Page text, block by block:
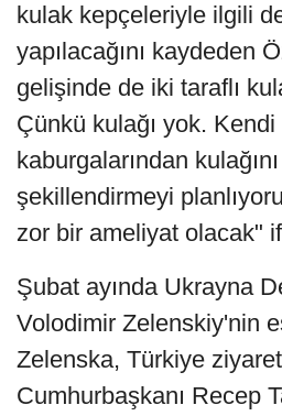
kulak kepçeleriyle ilgili
yapılacağını kaydeden
gelişinde de iki taraflı
Çünkü kulağı yok. Kendi
kaburgalarından
şekillendirmeyi
zor bir ameliyat olacak"
Şubat ayında Ukrayna
Volodimir Zelenskiy'nin
Zelenska, Türkiye
Cumhurbaşkanı Recep